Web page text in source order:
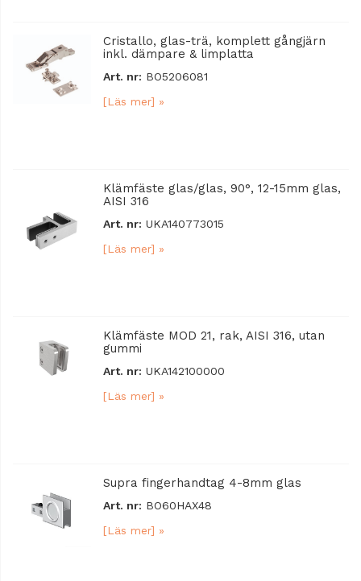
Cristallo, glas-trä, komplett gångjärn
inkl. dämpare & limplatta
Art. nr: BO5206081
[Läs mer] »
Klämfäste glas/glas, 90°, 12-15mm glas,
AISI 316
Art. nr: UKA140773015
[Läs mer] »
Klämfäste MOD 21, rak, AISI 316, utan
gummi
Art. nr: UKA142100000
[Läs mer] »
Supra fingerhandtag 4-8mm glas
Art. nr: BO60HAX48
[Läs mer] »